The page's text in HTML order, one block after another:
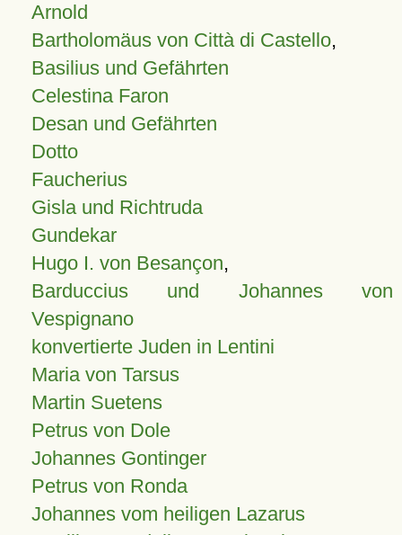
Arnold
Bartholomäus von Città di Castello,
Basilius und Gefährten
Celestina Faron
Desan und Gefährten
Dotto
Faucherius
Gisla und Richtruda
Gundekar
Hugo I. von Besançon,
Barduccius und Johannes von
Vespignano
konvertierte Juden in Lentini
Maria von Tarsus
Martin Suetens
Petrus von Dole
Johannes Gontinger
Petrus von Ronda
Johannes vom heiligen Lazarus